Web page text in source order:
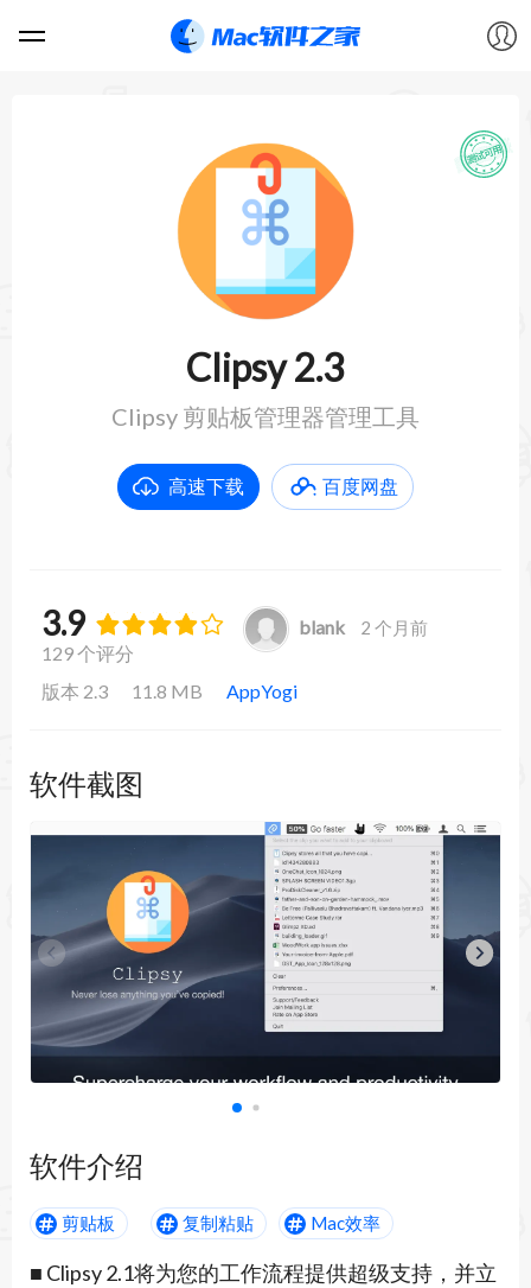
Clipsy 2.3
Clipsy 剪贴板管理器管理工具
高速下载 百度网盘
3.9
129 个评分
blank 2 个月前
版本 2.3 11.8 MB AppYogi
软件截图
软件介绍
剪贴板 复制粘贴 Mac效率
■ Clipsy 2.1将为您的工作流程提供超级支持，并立